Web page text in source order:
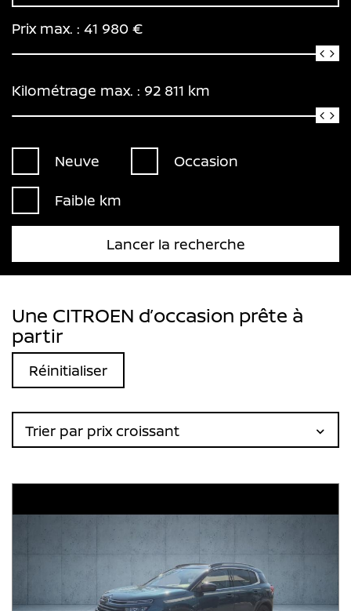
Prix max. : 41 980 €
Kilométrage max. : 92 811 km
Neuve Occasion
Faible km
Lancer la recherche
Une CITROEN d’occasion prête à
partir
Réinitialiser
Trier par prix croissant